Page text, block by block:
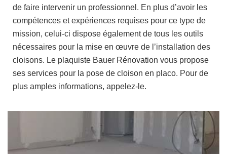
de faire intervenir un professionnel. En plus d’avoir les
compétences et expériences requises pour ce type de
mission, celui-ci dispose également de tous les outils
nécessaires pour la mise en œuvre de l’installation des
cloisons. Le plaquiste Bauer Rénovation vous propose
ses services pour la pose de cloison en placo. Pour de
plus amples informations, appelez-le.